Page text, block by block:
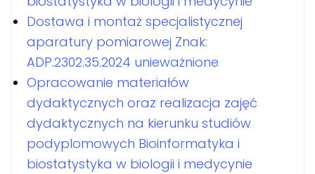
Dostawa i montaż specjalistycznej
aparatury pomiarowej Znak:
ADP.2302.35.2024 unieważnione
Opracowanie materiałów
dydaktycznych oraz realizacja zajęć
dydaktycznych na kierunku studiów
podyplomowych Bioinformatyka i
biostatystyka w biologii i medycynie